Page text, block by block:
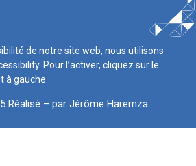
de notre site web, nous utilisons
Pour l’activer, cliquez sur le
à gauche.
Réalisé – par Jérôme Haremza